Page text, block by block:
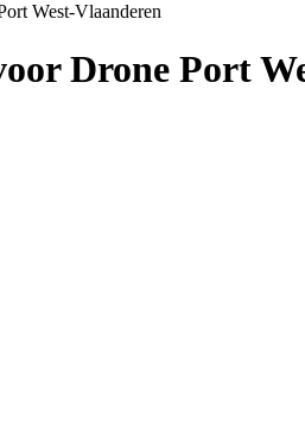
West-Vlaanderen
Drone Port